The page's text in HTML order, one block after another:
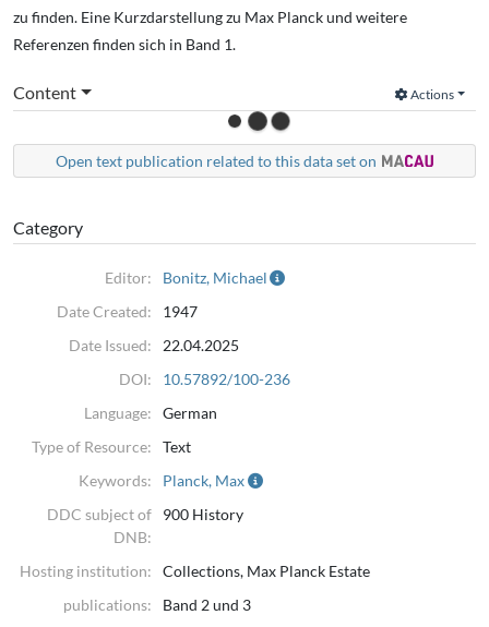
zu finden. Eine Kurzdarstellung zu Max Planck und weitere
Referenzen finden sich in Band 1.
Content Actions
Open text publication related to this data set on
Category
Editor:
Bonitz, Michael
Date Created:
1947
Date Issued:
22.04.2025
DOI:
10.57892/100-236
Language:
German
Type of Resource:
Text
Keywords:
Planck, Max
DDC subject of
DNB:
900 History
Hosting institution:
Collections, Max Planck Estate
publications:
Band 2 und 3